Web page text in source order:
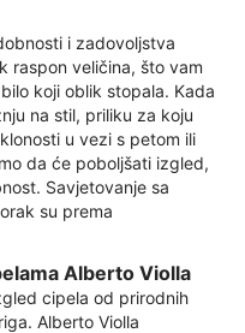
i zadovoljstva
raspon veličina, što vam
koji oblik stopala. Kada
na stil, priliku za koju
u vezi s petom ili
da će poboljšati izgled,
Savjetovanje sa
su prema
Alberto Violla
cipela od prirodnih
Alberto Violla